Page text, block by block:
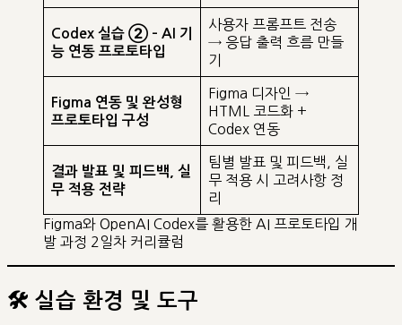
Codex 실습 ② – AI 기
능 연동 프로토타입
사용자 프롬프트 전송
→ 응답 출력 흐름 만들
기
Figma 연동 및 완성형
프로토타입 구성
Figma 디자인 →
HTML 코드화 +
Codex 연동
결과 발표 및 피드백, 실
무 적용 전략
팀별 발표 및 피드백, 실
무 적용 시 고려사항 정
리
Figma와 OpenAI Codex를 활용한 AI 프로토타입 개
발 과정 2일차 커리큘럼
🛠️ 실습 환경 및 도구